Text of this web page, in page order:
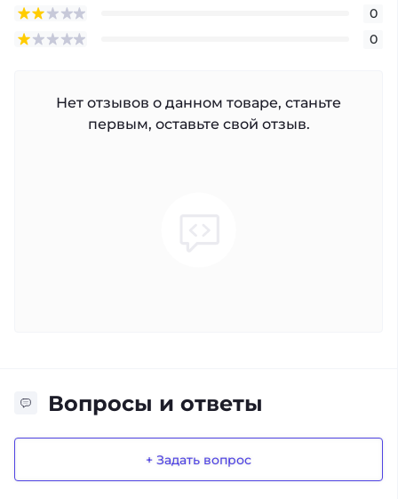
0
0
Нет отзывов о данном товаре, станьте
первым, оставьте свой отзыв.
Вопросы и ответы
+ Задать вопрос